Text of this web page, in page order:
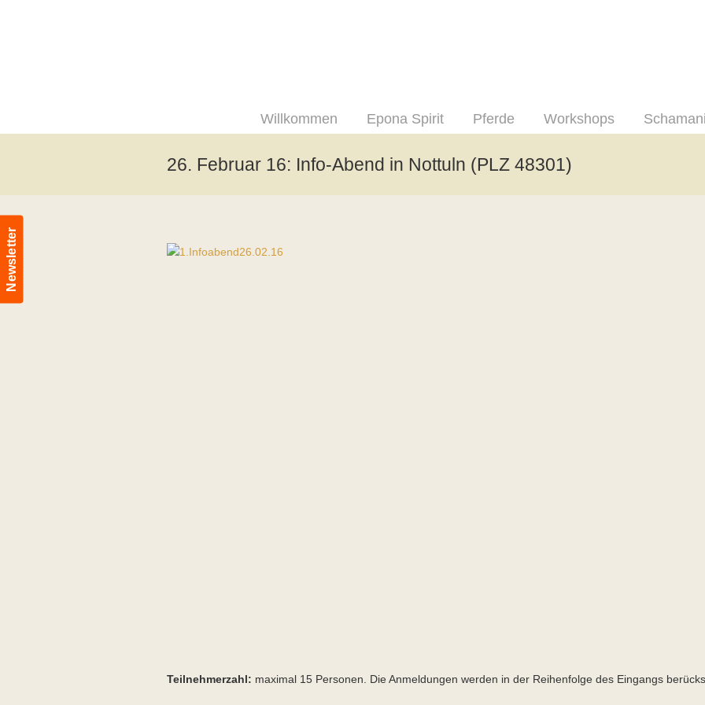
Newsletter
Willkommen Epona Spirit Pferde Workshops
26. Februar 16: Info-Abend in Nottuln (PLZ 48301)
Teilnehmerzahl: maximal 15 Personen. Die Anmeldungen werden in der Reihenfolge des Eingangs